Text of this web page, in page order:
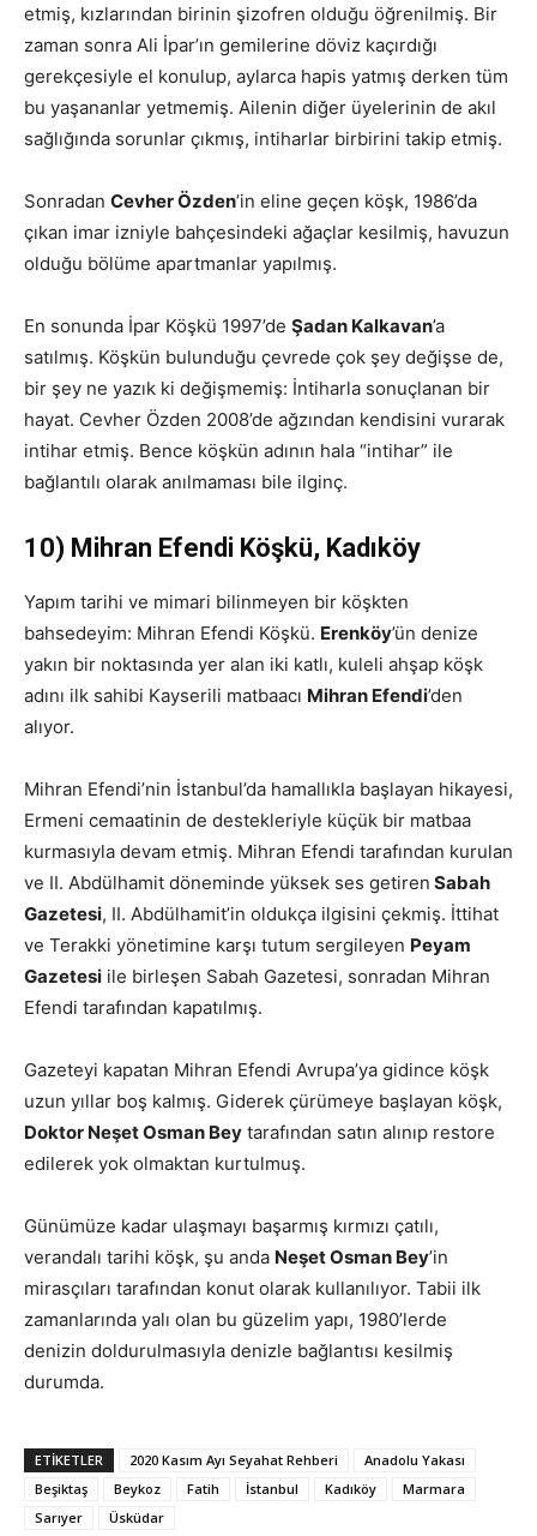
etmiş, kızlarından birinin şizofren olduğu öğrenilmiş. Bir
zaman sonra Ali İpar’ın gemilerine döviz kaçırdığı
gerekçesiyle el konulup, aylarca hapis yatmış derken tüm
bu yaşananlar yetmemiş. Ailenin diğer üyelerinin de akıl
sağlığında sorunlar çıkmış, intiharlar birbirini takip etmiş.
Sonradan Cevher Özden’in eline geçen köşk, 1986’da
çıkan imar izniyle bahçesindeki ağaçlar kesilmiş, havuzun
olduğu bölüme apartmanlar yapılmış.
En sonunda İpar Köşkü 1997’de Şadan Kalkavan’a
satılmış. Köşkün bulunduğu çevrede çok şey değişse de,
bir şey ne yazık ki değişmemiş: İntiharla sonuçlanan bir
hayat. Cevher Özden 2008’de ağzından kendisini vurarak
intihar etmiş. Bence köşkün adının hala “intihar” ile
bağlantılı olarak anılmaması bile ilginç.
10) Mihran Efendi Köşkü, Kadıköy
Yapım tarihi ve mimari bilinmeyen bir köşkten
bahsedeyim: Mihran Efendi Köşkü. Erenköy’ün denize
yakın bir noktasında yer alan iki katlı, kuleli ahşap köşk
adını ilk sahibi Kayserili matbaacı Mihran Efendi’den
alıyor.
Mihran Efendi’nin İstanbul’da hamallıkla başlayan hikayesi,
Ermeni cemaatinin de destekleriyle küçük bir matbaa
kurmasıyla devam etmiş. Mihran Efendi tarafından kurulan
ve II. Abdülhamit döneminde yüksek ses getiren Sabah
Gazetesi, II. Abdülhamit’in oldukça ilgisini çekmiş. İttihat
ve Terakki yönetimine karşı tutum sergileyen Peyam
Gazetesi ile birleşen Sabah Gazetesi, sonradan Mihran
Efendi tarafından kapatılmış.
Gazeteyi kapatan Mihran Efendi Avrupa’ya gidince köşk
uzun yıllar boş kalmış. Giderek çürümeye başlayan köşk,
Doktor Neşet Osman Bey tarafından satın alınıp restore
edilerek yok olmaktan kurtulmuş.
Günümüze kadar ulaşmayı başarmış kırmızı çatılı,
verandalı tarihi köşk, şu anda Neşet Osman Bey’in
mirasçıları tarafından konut olarak kullanılıyor. Tabii ilk
zamanlarında yalı olan bu güzelim yapı, 1980’lerde
denizin doldurulmasıyla denizle bağlantısı kesilmiş
durumda.
ETIKETLER 2020 Kasım Ayı Seyahat Rehberi
Anadolu Yakası
Beşiktaş
Beykoz Fatih İstanbul Kadıköy
Marmara
Sarıyer
Üsküdar